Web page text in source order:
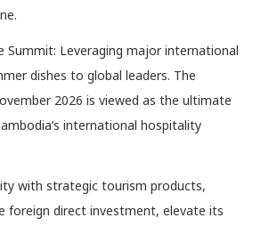
Summit: Leveraging major international
dishes to global leaders. The
2026 is viewed as the ultimate
international hospitality
with strategic tourism products,
foreign direct investment, elevate its